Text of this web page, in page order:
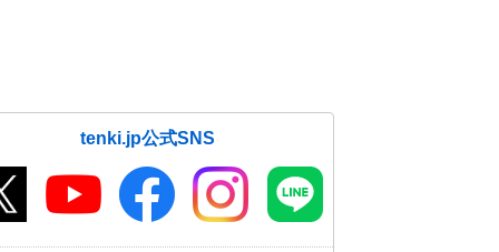
tenki.jp公式SNS